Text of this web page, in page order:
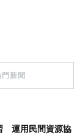
門新聞
運用民間資源協